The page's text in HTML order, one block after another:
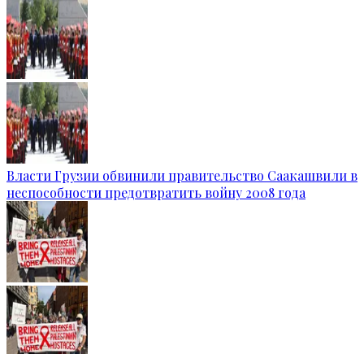
Власти Грузии обвинили правительство Саакашвили в
неспособности предотвратить войну 2008 года